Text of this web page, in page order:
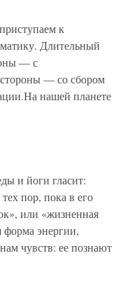
к
Длительный
— с
— со сбором
нашей планете
и йоги гласит:
пор, пока в его
или «жизненная
энергии,
чувств: ее познают